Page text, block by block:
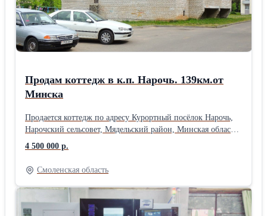
Продам коттедж в к.п. Нарочь. 139км.от
Минска
Продается коттедж по адресу Курортный посёлок Нарочь,
Нарочский сельсовет, Мядельский район, Минская область,
(микрорайон Октябрьский). От г. Минска-139 км. (от г.
Мядель-15 км). Отдаленность от берега озера Нарочь-1,4км.
Год постройки 2007. (под любую реконструкцию). Имеется
разрешение и проект под многоквартирный жилой дом.
Строение и его планировка идеально подойдет для
архитектурных преобразований в усадьбу самой главной
туристической зоны Беларуси, или элитный жилой
4 500 000 р.
Смоленская область